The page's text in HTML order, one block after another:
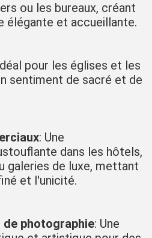
ou les bureaux, créant
élégante et accueillante.
pour les églises et les
sentiment de sacré et de
: Une
dans les hôtels,
galeries de luxe, mettant
et l'unicité.
de photographie: Une